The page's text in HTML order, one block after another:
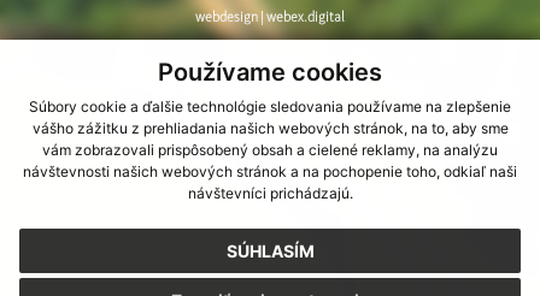
Používame cookies
Súbory cookie a ďalšie technológie sledovania používame na zlepšenie
vášho zážitku z prehliadania našich webových stránok, na to, aby sme
vám zobrazovali prispôsobený obsah a cielené reklamy, na analýzu
návštevnosti našich webových stránok a na pochopenie toho, odkiaľ naši
návštevníci prichádzajú.
SÚHLASÍM
webdesign webex.digital
CMS systém (redakčný) systém ECHELON 2
webhosting
,webex.digital, domény, registrácia domény
spoločnosť webex.digital